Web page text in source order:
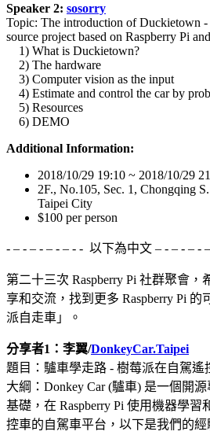
Speaker 2: sosorry
Topic: The introduction of Duckietown
source project based on Raspberry Pi
1) What is Duckietown?
2) The hardware
3) Computer vision as the input
4) Estimate and control the car by
5) Resources
6) DEMO
Additional Information:
2018/10/29 19:10 ~ 2018/10/29
2F., No.105, Sec. 1, Chongqing
Taipei City
$100 per person
- – - – - – - – - - 以下為中文 – - – - – -
第二十三次 Raspberry Pi 社群聚會
享和交流，找到更多 Raspberry Pi
派自走車」。
分享者1：李翼/DonkeyCar.Taipei
題目：驢車學走路 - 樹莓派在自駕遙
大綱：Donkey Car (驢車) 是一個開
基礎，在 Raspberry Pi 使用機器學
控車的自駕車平台，以下是我們的經